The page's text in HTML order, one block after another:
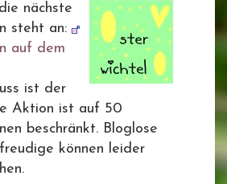
nächste
steht an:
auf dem
ist der
Aktion ist auf 50
beschränkt. Bloglose
können leider